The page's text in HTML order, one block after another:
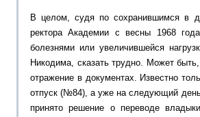
В целом, судя по сохранившимся в
ректора Академии с весны 1968
болезнями или увеличившейся
Никодима, сказать трудно. Может
отражение в документах. Известно
отпуск (№84), а уже на следующий
принято решение о переводе